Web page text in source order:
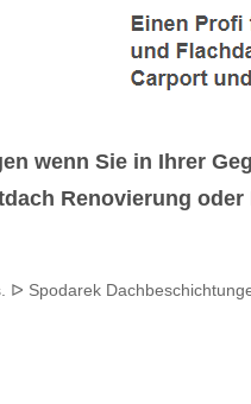
wenn Sie in Ihrer
Renovierung
ᐅ Spodarek